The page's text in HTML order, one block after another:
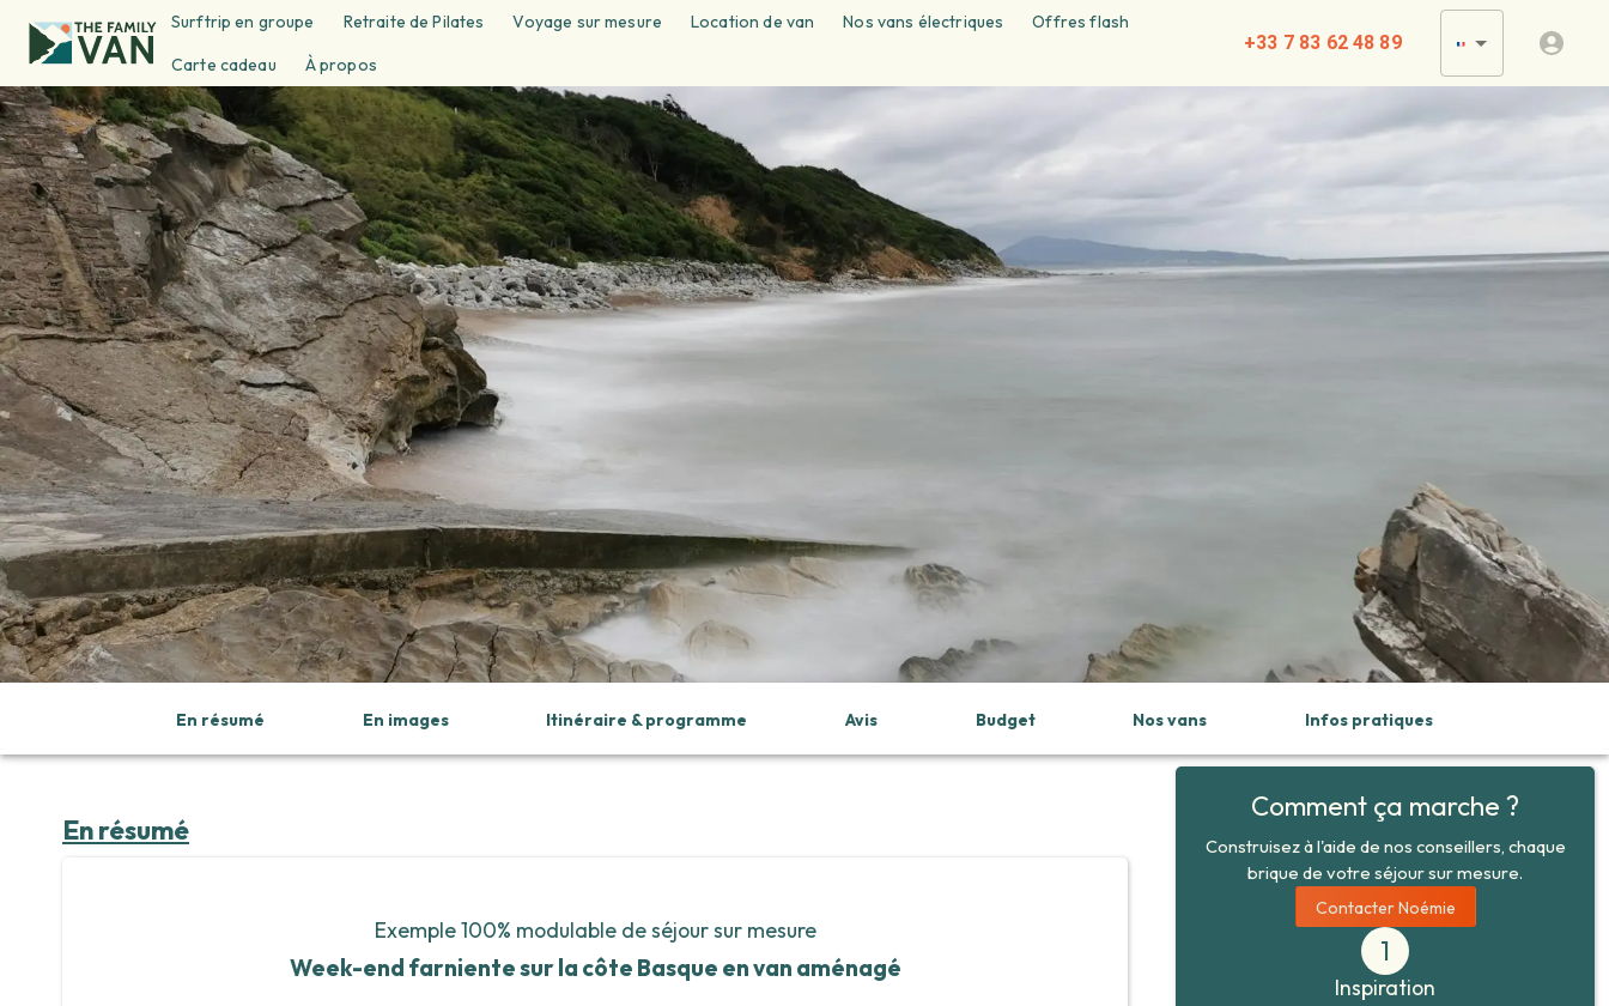
Surftrip en groupe Retraite de Pilates Voyage sur mesure Location de van Nos vans électriques
Offres flash
Carte cadeau
À propos
+33 7 83 62 48 89
En résumé En images Itinéraire & programme Avis Budget Nos vans Infos pratiques
En résumé
Exemple 100% modulable de séjour sur mesure
Week-end farniente sur la côte Basque en van aménagé
Comment ça marche ?
Construisez à l'aide de nos conseillers, chaque
brique de votre séjour sur mesure.
Contacter Noémie
1
Inspiration